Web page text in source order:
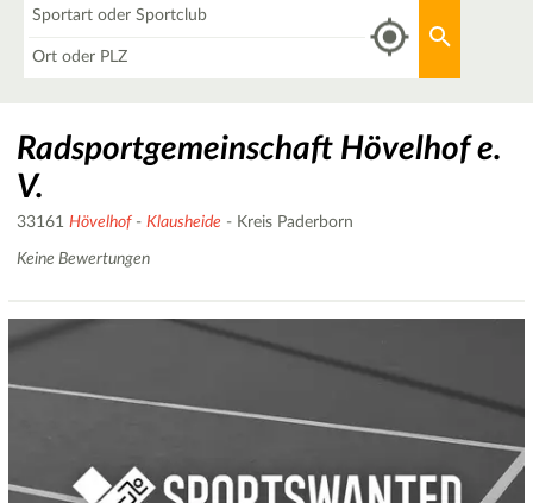
Radsportgemeinschaft Hövelhof e.
V.
33161 Hövelhof- Klausheide - Kreis Paderborn
Keine Bewertungen